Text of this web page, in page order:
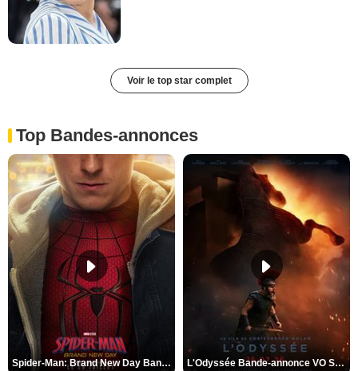
Voir le top star complet
Top Bandes-annonces
Spider-Man: Brand New Day Bande-annonce VO STFR L'Odyssée Bande-annonce VO STFR